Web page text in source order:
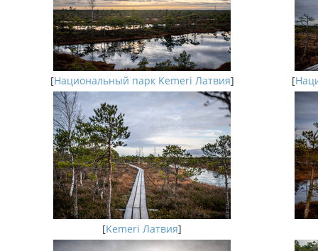
[Национальный парк Kemeri Латвия] [
[Kemeri Латвия]